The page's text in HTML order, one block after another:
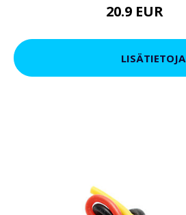
20.9 EUR
LISÄTIETOJA